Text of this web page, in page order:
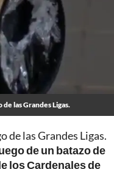
las Grandes Ligas.
de las Grandes Ligas.
de un batazo de
los Cardenales de